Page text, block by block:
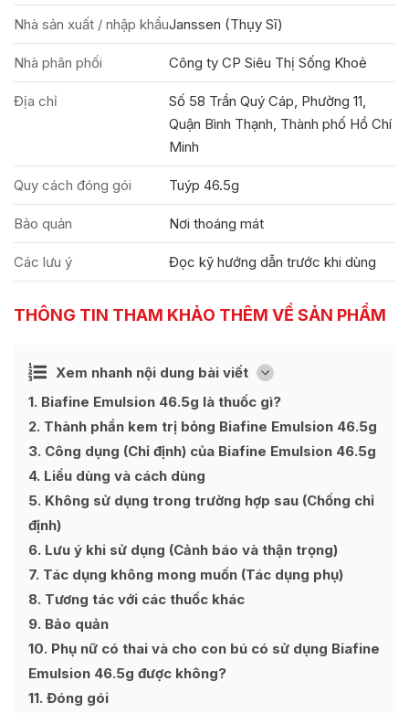
Nhà sản xuất / nhập khẩuJanssen (Thụy Sĩ)
Nhà phân phối Công ty CP Siêu Thị Sống Khoẻ
Địa chỉ
Số 58 Trần Quý Cáp, Phường 11,
Quận Bình Thạnh, Thành phố Hồ Chí
Minh
Quy cách đóng gói Tuýp 46.5g
Bảo quản Nơi thoáng mát
Các lưu ý Đọc kỹ hướng dẫn trước khi dùng
THÔNG TIN THAM KHẢO THÊM VỀ SẢN PHẨM
Xem nhanh nội dung bài viết [
Ẩn
1 Biafine Emulsion 46.5g là thuốc gì?
2 Thành phần kem trị bỏng Biafine Emulsion 46.5g
3 Công dụng (Chỉ định) của Biafine Emulsion 46.5g
4 Liều dùng và cách dùng
5 Không sử dụng trong trường hợp sau (Chống chỉ
định)
6 Lưu ý khi sử dụng (Cảnh báo và thận trọng)
7 Tác dụng không mong muốn (Tác dụng phụ)
8 Tương tác với các thuốc khác
9 Bảo quản
10 Phụ nữ có thai và cho con bú có sử dụng Biafine
Emulsion 46.5g được không?
11 Đóng gói